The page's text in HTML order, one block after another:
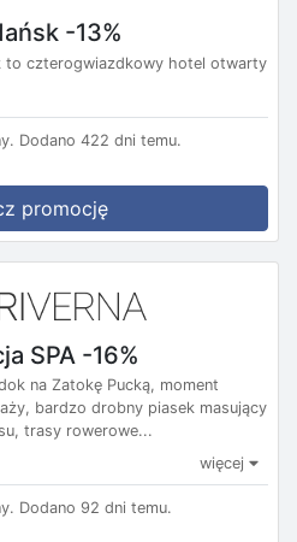
-13%
to czterogwiazdkowy hotel otwarty
Dodano 422 dni temu.
promocję
SPA -16%
na Zatokę Pucką, moment
bardzo drobny piasek masujący
trasy rowerowe...
więcej
Dodano 92 dni temu.